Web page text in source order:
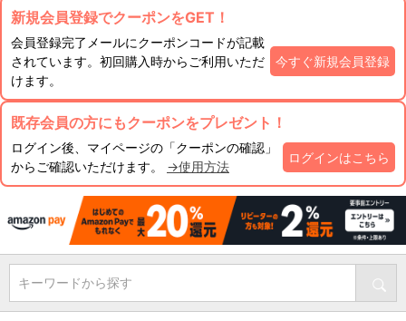
新規会員登録でクーポンをGET！
会員登録完了メールにクーポンコードが記載
されています。初回購入時からご利用いただ
けます。
今すぐ新規会員登録
既存会員の方にもクーポンをプレゼント！
ログイン後、マイページの「クーポンの確認」
からご確認いただけます。 →使用方法
ログインはこちら
キーワードから探す